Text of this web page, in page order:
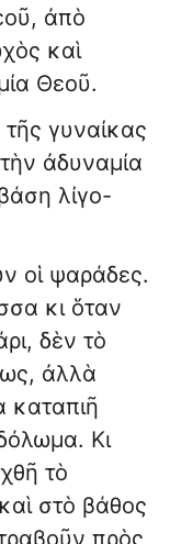
ἀπὸ
καὶ
Θεοῦ.
γυναίκας
ἀδυναμία
λίγο-
οἱ ψαράδες.
κι ὅταν
δὲν τὸ
ἀλλὰ
καταπιῆ
Κι
τὸ
στὸ βάθος